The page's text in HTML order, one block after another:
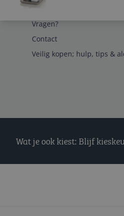
Service
Vragen?
Contact
Veilig kopen; hulp, tips &
Wat je ook kiest: Blijf